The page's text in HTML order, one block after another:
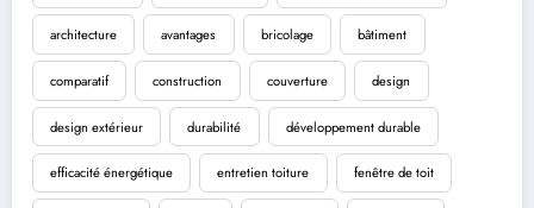
architecture avantages bricolage bâtiment
comparatif construction couverture design
design extérieur durabilité développement durable
efficacité énergétique entretien toiture fenêtre de toit